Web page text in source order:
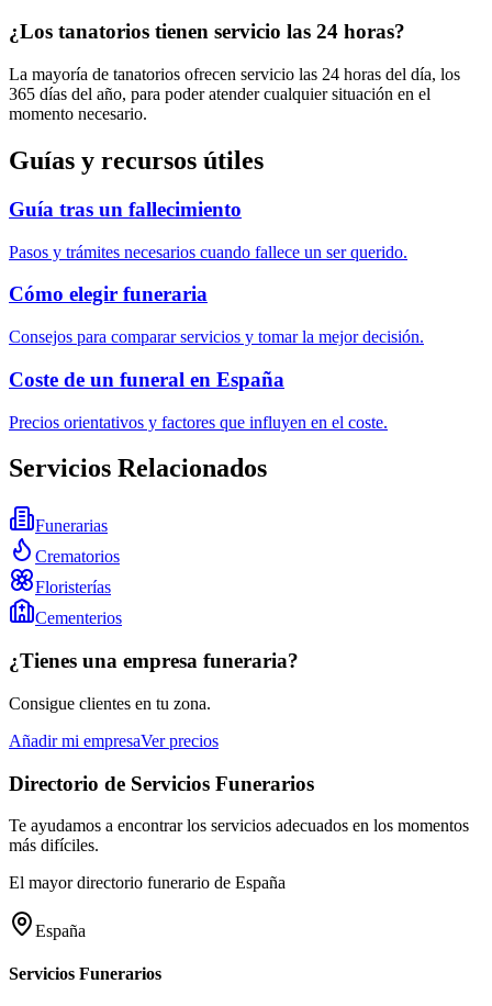
¿Los tanatorios tienen servicio las 24 horas?
La mayoría de tanatorios ofrecen servicio las 24 horas del día, los
365 días del año, para poder atender cualquier situación en el
momento necesario.
Guías y recursos útiles
Guía tras un fallecimiento
Pasos y trámites necesarios cuando fallece un ser querido.
Cómo elegir funeraria
Consejos para comparar servicios y tomar la mejor decisión.
Coste de un funeral en España
Precios orientativos y factores que influyen en el coste.
Servicios Relacionados
Funerarias
Crematorios
Floristerías
Cementerios
¿Tienes una empresa funeraria?
Consigue clientes en tu zona.
Añadir mi empresaVer precios
Directorio de Servicios Funerarios
Te ayudamos a encontrar los servicios adecuados en los momentos
más difíciles.
El mayor directorio funerario de España
España
Servicios Funerarios